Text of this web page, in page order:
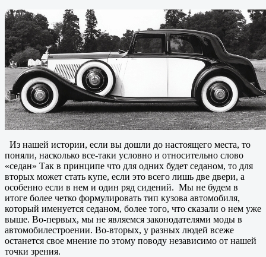
Из нашей истории, если вы дошли до настоящего места, то
поняли, насколько все-таки условно и относительно слово
«седан» Так в принципе что для одних будет седаном, то для
вторых может стать купе, если это всего лишь две двери, а
особенно если в нем и один ряд сидений. Мы не будем в
итоге более четко формулировать тип кузова автомобиля,
который именуется седаном, более того, что сказали о нем уже
выше. Во-первых, мы не являемся законодателями моды в
автомобилестроении. Во-вторых, у разных людей всеже
останется свое мнение по этому поводу независимо от нашей
точки зрения.